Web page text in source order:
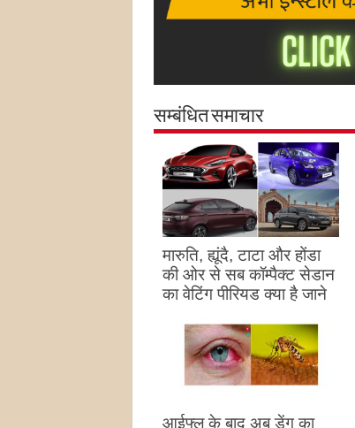
सम्बंधित समाचार
मारुति, ह्यूंदै, टाटा और होंडा
की ओर से सब कॉम्पैक्ट सेडान
का वेटिंग पीरियड क्या है जाने
आईफ्लू के बाद अब डेंगू का